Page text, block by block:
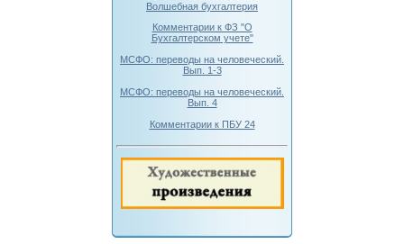
Волшебная бухгалтерия
Комментарии к ФЗ "О
Бухгалтерском учете"
МСФО: переводы на человеческий.
Вып. 1-3
МСФО: переводы на человеческий.
Вып. 4
Комментарии к ПБУ 24